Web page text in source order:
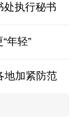
处执行秘书
年轻”
地加紧防范